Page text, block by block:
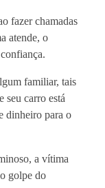
fazer chamadas
atende, o
familiar, tais
carro está
dinheiro para o
a vítima
golpe do